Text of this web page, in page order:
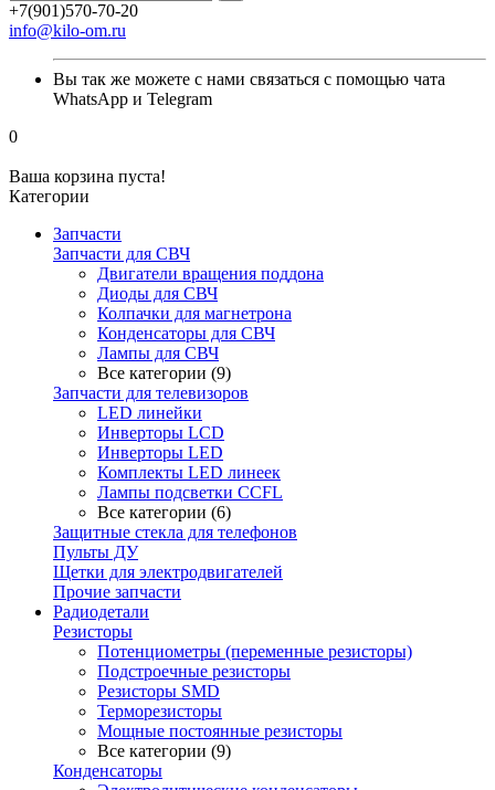
+7(901)570-70-20
info@kilo-om.ru
Вы так же можете с нами связаться с помощью чата
WhatsApp и Telegram
0
Ваша корзина пуста!
Категории
Запчасти
Запчасти для СВЧ
Двигатели вращения поддона
Диоды для СВЧ
Колпачки для магнетрона
Конденсаторы для СВЧ
Лампы для СВЧ
Все категории (9)
Запчасти для телевизоров
LED линейки
Инверторы LCD
Инверторы LED
Комплекты LED линеек
Лампы подсветки CCFL
Все категории (6)
Защитные стекла для телефонов
Пульты ДУ
Щетки для электродвигателей
Прочие запчасти
Радиодетали
Резисторы
Потенциометры (переменные резисторы)
Подстроечные резисторы
Резисторы SMD
Терморезисторы
Мощные постоянные резисторы
Все категории (9)
Конденсаторы